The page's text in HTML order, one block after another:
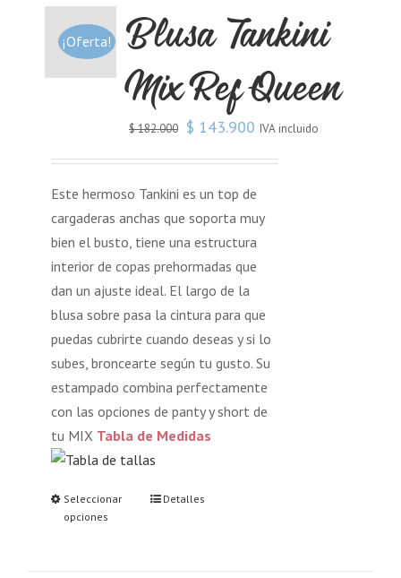
¡Oferta!
Blusa Tankini
Mix Ref Queen
$182.000 $ 143.900 IVA incluido
Este hermoso Tankini es un top de
cargaderas anchas que soporta muy
bien el busto, tiene una estructura
interior de copas prehormadas que
dan un ajuste ideal. El largo de la
blusa sobre pasa la cintura para que
puedas cubrirte cuando deseas y si lo
subes, broncearte según tu gusto. Su
estampado combina perfectamente
con las opciones de panty y short de
tu MIX Tabla de Medidas
Seleccionar
opciones
Detalles